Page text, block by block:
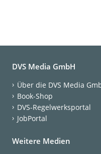
DVS Media GmbH
Über die DVS Media
Book-Shop
DVS-Regelwerksportal
JobPortal
Weitere Medien